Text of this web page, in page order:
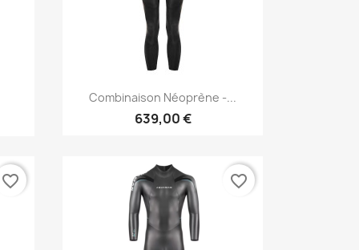
Vorschau
Combinaison Néoprène -...
639,00 €
favorite_border favorite_border